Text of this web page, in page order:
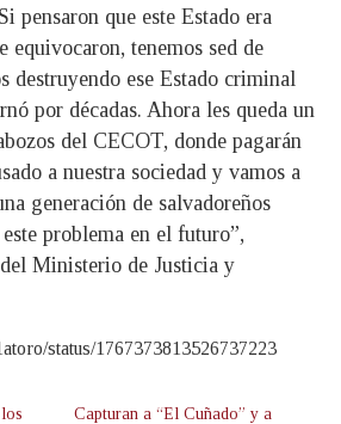
pensaron que este Estado era
equivocaron, tenemos sed de
destruyendo ese Estado criminal
por décadas. Ahora les queda un
del CECOT, donde pagarán
a nuestra sociedad y vamos a
generación de salvadoreños
problema en el futuro”,
Ministerio de Justicia y
status/1767373813526737223
Capturan a “El Cuñado” y a